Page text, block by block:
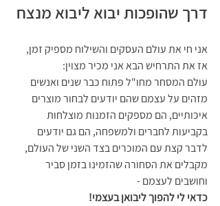
דרך שהופכות יבוא ליבוא מנצח
אני חי את עולם העסקים והשילוח מספיק זמן,
אז את התרחיש הבא אני מכיר מצוין:
עולם המסחר מחו"ל פתוח כבר שנים ואנשים
מזהים על עצמם שהם יודעים לבחור מוצרים
איכותיים, הם מספקים הזמנות מוצלחות
בקביעות לחברים ולמשפחה, הם גם יודעים
לדבר קצת עם המוכרים בצד השני של העולם,
מקבלים את הסחורה שהזמינו בזמן סביר
וחושבים לעצמם -
כדאי לי להפוך ליבואן בעצמי!